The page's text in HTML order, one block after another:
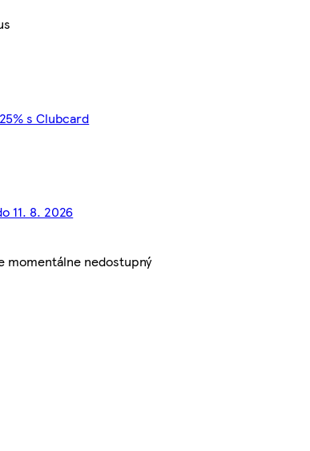
s Clubcard
11. 8. 2026
momentálne nedostupný